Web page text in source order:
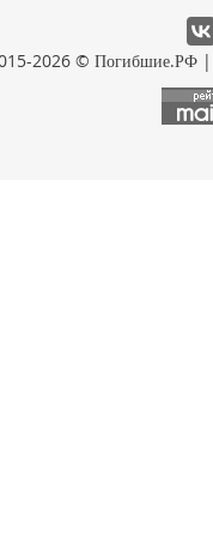
2026 © Погибшие.РФ |